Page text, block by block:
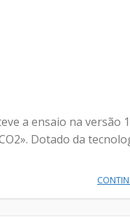
a ensaio na versão
Dotado da